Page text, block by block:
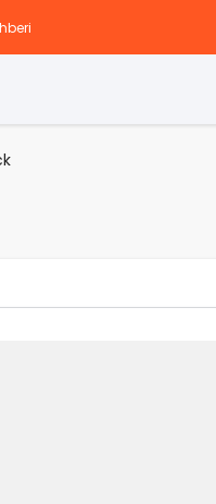
Eski Numarama Gidiyor
Neden Var ve Nasıl